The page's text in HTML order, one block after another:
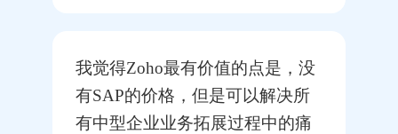
我觉得Zoho最有价值的点是，没
有SAP的价格，但是可以解决所
有中型企业业务拓展过程中的痛